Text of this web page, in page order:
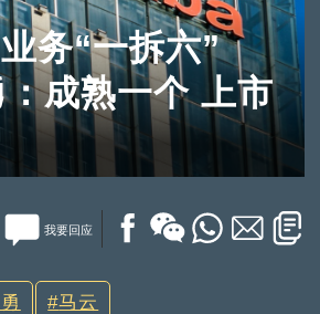
务“一拆六”
成熟一个 上市
我要回应
马云